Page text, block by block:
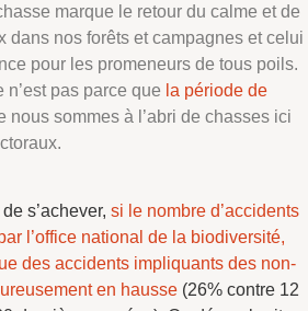
marque le retour du calme et de
dans nos forêts et campagnes et celui
pour les promeneurs de tous poils.
pas parce que la période de
nous sommes à l’abri de chasses ici
s’achever, si le nombre d’accidents
l’office national de la biodiversité,
des accidents impliquants des non-
en hausse (26% contre 12